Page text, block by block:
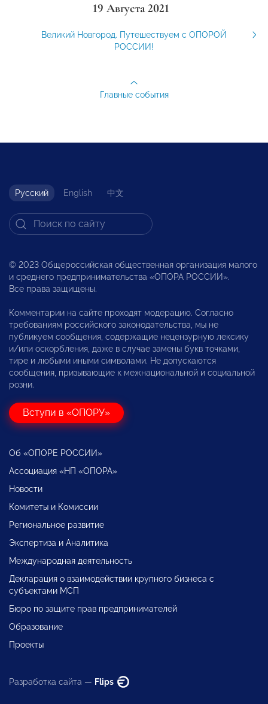
19 Августа 2021
Великий Новгород. Путешествуем с ОПОРОЙ
РОССИИ!
Главные события
Русский English 中文
© 2023 Общероссийская общественная организация малого
и среднего предпринимательства «ОПОРА РОССИИ».
Все права защищены.
Комментарии на сайте проходят модерацию. Согласно
требованиям российского законодательства, мы не
публикуем сообщения, содержащие нецензурную лексику
и/или оскорбления, даже в случае замены букв точками,
тире и любыми иными символами. Не допускаются
сообщения, призывающие к межнациональной и социальной
розни.
Вступи в «ОПОРУ»
Об «ОПОРЕ РОССИИ»
Ассоциация «НП «ОПОРА»
Новости
Комитеты и Комиссии
Региональное развитие
Экспертиза и Аналитика
Международная деятельность
Декларация о взаимодействии крупного бизнеса с
субъектами МСП
Бюро по защите прав предпринимателей
Образование
Проекты
Разработка сайта — Flips